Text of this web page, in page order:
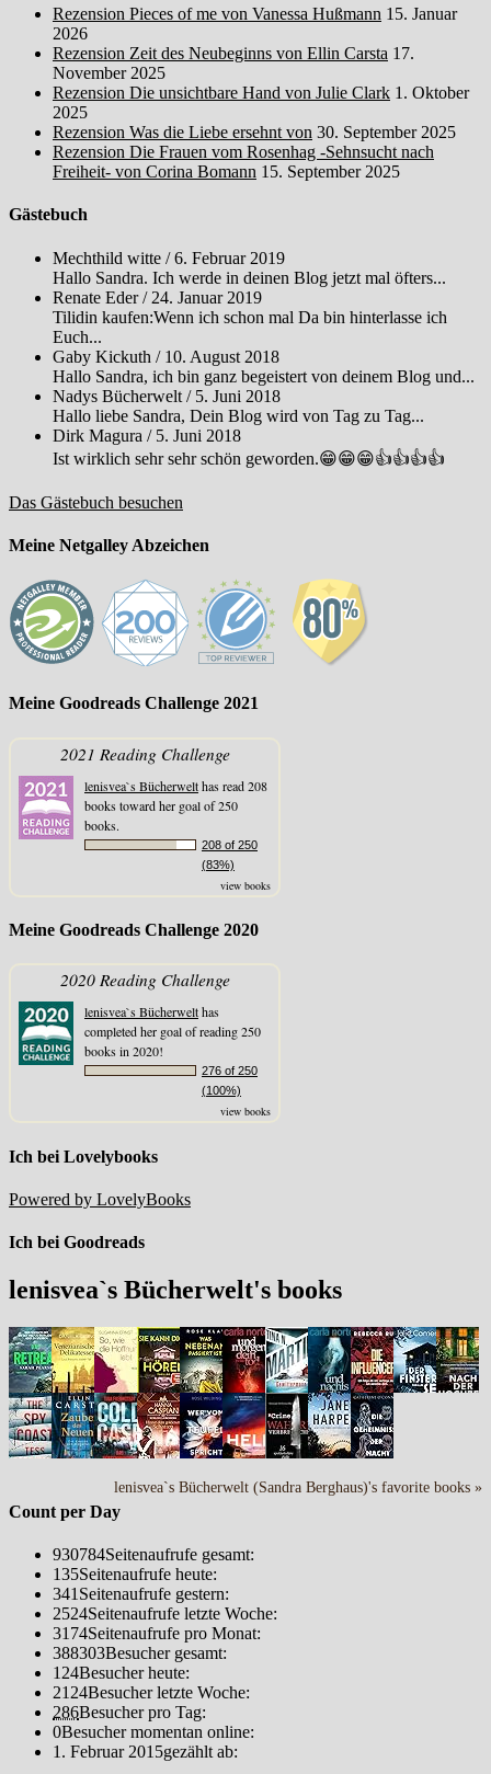
Rezension Pieces of me von Vanessa Hußmann 15. Januar
2026
Rezension Zeit des Neubeginns von Ellin Carsta 17.
November 2025
Rezension Die unsichtbare Hand von Julie Clark 1. Oktober
2025
Rezension Was die Liebe ersehnt von 30. September 2025
Rezension Die Frauen vom Rosenhag -Sehnsucht nach
Freiheit- von Corina Bomann 15. September 2025
Gästebuch
Mechthild witte /6. Februar 2019
Hallo Sandra. Ich werde in deinen Blog jetzt mal öfters...
Renate Eder/ 24. Januar 2019
Tilidin kaufen:Wenn ich schon mal Da bin hinterlasse ich
Euch...
Gaby Kickuth / 10. August 2018
Hallo Sandra, ich bin ganz begeistert von deinem Blog und...
Nadys Bücherwelt / 5. Juni 2018
Hallo liebe Sandra, Dein Blog wird von Tag zu Tag...
Dirk Magura / 5. Juni 2018
Ist wirklich sehr sehr schön geworden.😁😁😁👍👍👍👍
Das Gästebuch besuchen
Meine Netgalley Abzeichen
Meine Goodreads Challenge 2021
2021 Reading Challenge
lenisvea`s Bücherwelthas read 208
books toward her goal of 250
books.
208 of 250
(83%)
view books
Meine Goodreads Challenge 2020
2020 Reading Challenge
lenisvea`s Bücherwelthas
completed her goal of reading 250
books in 2020!
276 of 250
(100%)
view books
Ich bei Lovelybooks
Powered by LovelyBooks
Ich bei Goodreads
lenisvea`s Bücherwelt's books
lenisvea`s Bücherwelt (Sandra Berghaus)'s favorite books »
Count per Day
930784Seitenaufrufe gesamt:
135Seitenaufrufe heute:
341 Seitenaufrufe gestern:
2524Seitenaufrufe letzte Woche:
3174Seitenaufrufe pro Monat:
388303Besucher gesamt:
124Besucher heute:
2124Besucher letzte Woche:
286Besucher pro Tag:
0Besucher momentan online:
1. Februar 2015gezählt ab: